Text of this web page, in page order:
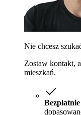
Nie chcesz
Zostaw kontakt,
mieszkań.
Bezpłatnie